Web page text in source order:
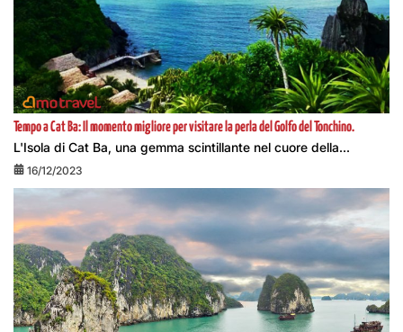
Tempo a Cat Ba: Il momento migliore per visitare la perla del Golfo del Tonchino.
L'Isola di Cat Ba, una gemma scintillante nel cuore della...
16/12/2023